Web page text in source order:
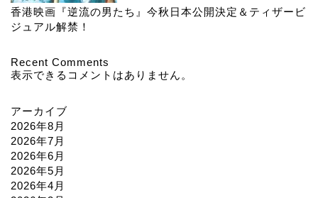
香港映画『逆流の男たち』今秋日本公開決定＆ティザービ
ジュアル解禁！
Recent Comments
表示できるコメントはありません。
アーカイブ
2026年8月
2026年7月
2026年6月
2026年5月
2026年4月